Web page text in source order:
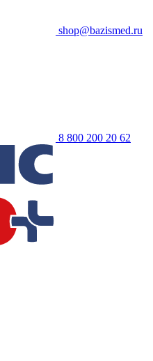
shop@bazismed.ru
8 800 200 20 62